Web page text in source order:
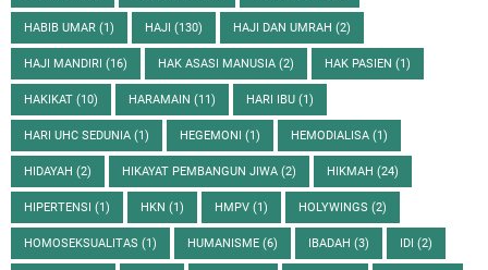
HABIB UMAR (1) HAJI (130) HAJI DAN UMRAH (2)
HAJI MANDIRI (16) HAK ASASI MANUSIA (2) HAK PASIEN (1)
HAKIKAT (10) HARAMAIN (11) HARI IBU (1)
HARI UHC SEDUNIA (1) HEGEMONI (1) HEMODIALISA (1)
HIDAYAH (2) HIKAYAT PEMBANGUN JIWA (2) HIKMAH (24)
HIPERTENSI (1) HKN (1) HMPV (1) HOLYWINGS (2)
HOMOSEKSUALITAS (1) HUMANISME (6) IBADAH (3) IDI (2)